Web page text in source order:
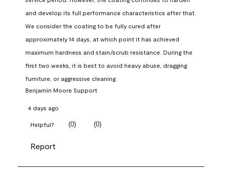
and develop its full performance characteristics after that.
We consider the coating to be fully cured after
approximately 14 days, at which point it has achieved
maximum hardness and stain/scrub resistance. During the
first two weeks, it is best to avoid heavy abuse, dragging
furniture, or aggressive cleaning.
Benjamin Moore Support
4 days ago
Helpful? (0) (0)
Report